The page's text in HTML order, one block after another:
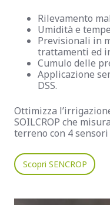
Rilevamento
Umidità e
Previsionali in
trattamenti ed
Cumulo delle
Applicazione
DSS.
Ottimizza
SOILCROP che
terreno con 4sensori
Scopri SENCROP